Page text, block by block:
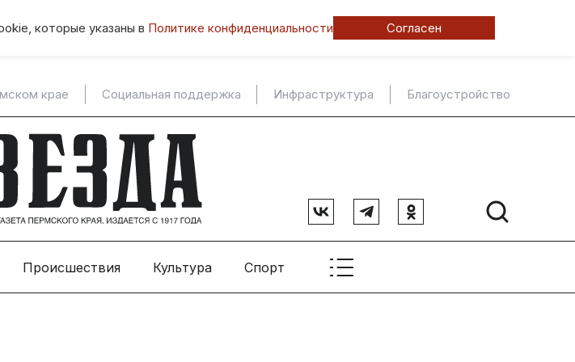
которые указаны в Политике конфиденциальности Согласен
крае Социальная поддержка Инфраструктура Благоустройство
Происшествия Культура Спорт